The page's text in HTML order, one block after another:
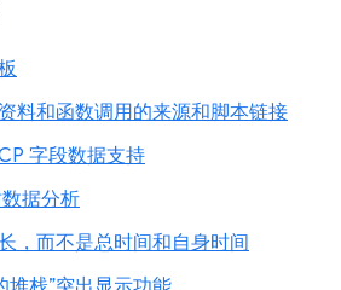
料和函数调用的来源和脚本链接
字段数据支持
据分析
，而不是总时间和自身时间